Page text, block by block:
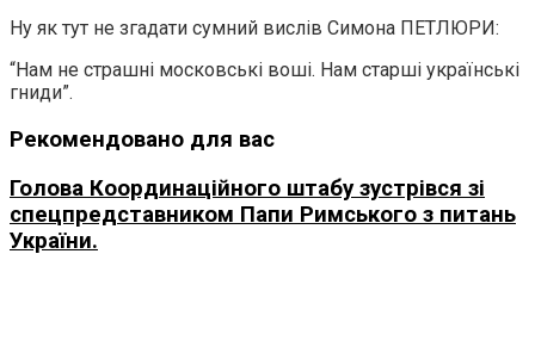
Ну як тут не згадати сумний вислів Симона ПЕТЛЮРИ:
“Нам не страшні московські воші. Нам старші українські
гниди”.
Рекомендовано для вас
Голова Координаційного штабу зустрівся зі
спецпредставником Папи Римського з питань
України.